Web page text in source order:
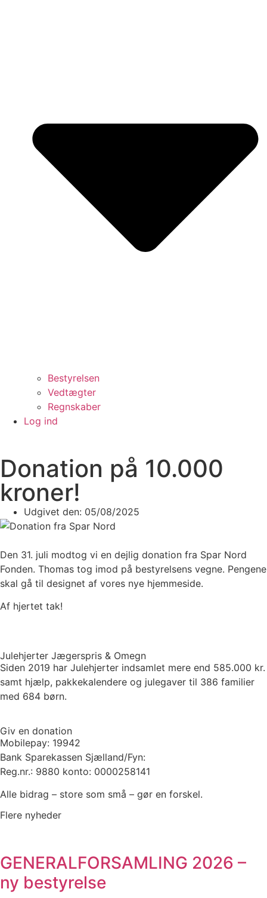
Bestyrelsen
Vedtægter
Regnskaber
Log ind
Donation på 10.000
kroner!
Udgivet den: 05/08/2025
Den 31. juli modtog vi en dejlig donation fra Spar Nord
Fonden. Thomas tog imod på bestyrelsens vegne. Pengene
skal gå til designet af vores nye hjemmeside.
Af hjertet tak!
Julehjerter Jægerspris & Omegn
Siden 2019 har Julehjerter indsamlet mere end 585.000 kr.
samt hjælp, pakkekalendere og julegaver til 386 familier
med 684 børn.
Giv en donation
Mobilepay: 19942
Bank Sparekassen Sjælland/Fyn:
Reg.nr.: 9880 konto: 0000258141
Alle bidrag – store som små – gør en forskel.
Flere nyheder
GENERALFORSAMLING 2026 –
ny bestyrelse